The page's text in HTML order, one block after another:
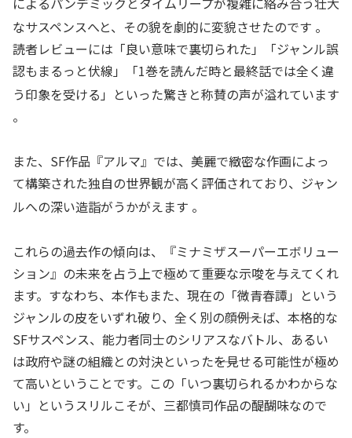
なサスペンスへと、その貌を劇的に変貌させたのです 。
読者レビューには「良い意味で裏切られた」「ジャンル誤
認もまるっと伏線」「1巻を読んだ時と最終話では全く違
う印象を受ける」といった驚きと称賛の声が溢れています
。
また、SF作品『アルマ』では、美麗で緻密な作画によっ
て構築された独自の世界観が高く評価されており、ジャン
ルへの深い造詣がうかがえます 。
これらの過去作の傾向は、『ミナミザスーパーエボリュー
ション』の未来を占う上で極めて重要な示唆を与えてくれ
ます。すなわち、本作もまた、現在の「微青春譚」という
ジャンルの皮をいずれ破り、全く別の顔――例えば、本格的な
SFサスペンス、能力者同士のシリアスなバトル、あるい
は政府や謎の組織との対決といった――を見せる可能性が極め
て高いということです。この「いつ裏切られるかわからな
い」というスリルこそが、三都慎司作品の醍醐味なので
す。